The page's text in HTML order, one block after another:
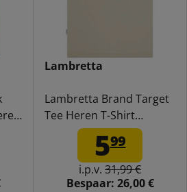
Lambretta
Lambretta Brand Target
Tee Heren T-Shirt
SS6006-TOFU
599
i.p.v. 31,99 €
Bespaar: 26,00 €